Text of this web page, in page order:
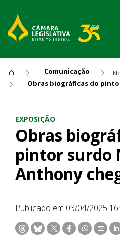
Comunicação
EXPOSIÇÃO
Obras
pintor surdo
Anthony
Publicado em 03/04/2025